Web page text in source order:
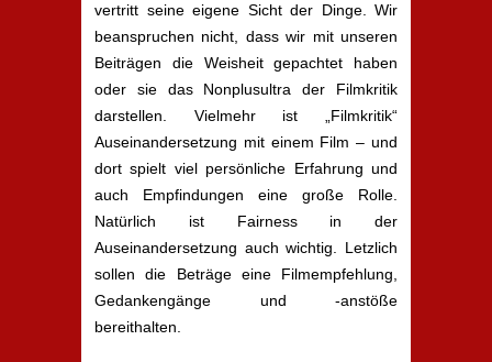
vertritt seine eigene Sicht der Dinge. Wir
beanspruchen nicht, dass wir mit unseren
Beiträgen die Weisheit gepachtet haben
oder sie das Nonplusultra der Filmkritik
darstellen. Vielmehr ist „Filmkritik“
Auseinandersetzung mit einem Film – und
dort spielt viel persönliche Erfahrung und
auch Empfindungen eine große Rolle.
Natürlich ist Fairness in der
Auseinandersetzung auch wichtig. Letzlich
sollen die Beträge eine Filmempfehlung,
Gedankengänge und -anstöße
bereithalten.